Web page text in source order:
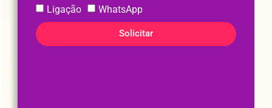
Ligação WhatsApp
Solicitar